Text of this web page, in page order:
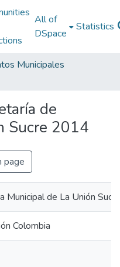
All of
DSpace
Statistics
Municipales
de
Sucre 2014
page
Municipal de La Unión Sucre
Colombia